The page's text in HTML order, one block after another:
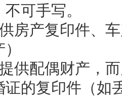
可手写。
房产复印件、
供配偶财产，
证的复印件（如